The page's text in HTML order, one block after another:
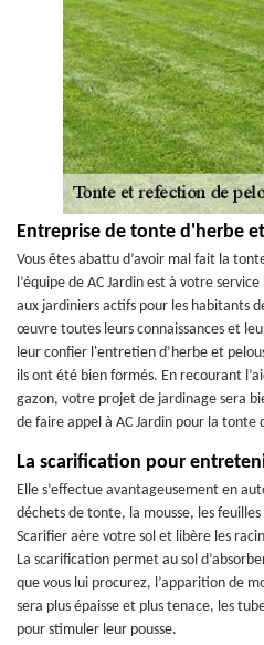
Entreprise de tonte d'herbe
Vous êtes abattu d’avoir mal fait la
l’équipe de AC Jardin est à votre
aux jardiniers actifs pour les habitants
œuvre toutes leurs connaissances et
leur confier l'entretien d’herbe et
ils ont été bien formés. En recourant
gazon, votre projet de jardinage sera
de faire appel à AC Jardin pour la tonte
La scarification pour
Elle s’effectue avantageusement en
déchets de tonte, la mousse, les
Scarifier aère votre sol et libère les
La scarification permet au sol
que vous lui procurez, l’apparition de
sera plus épaisse et plus tenace, les
pour stimuler leur pousse.